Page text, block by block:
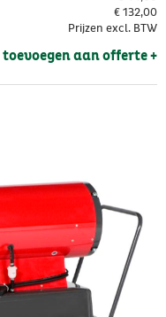
€ 132,00
Prijzen excl. BTW
toevoegen aan offerte +